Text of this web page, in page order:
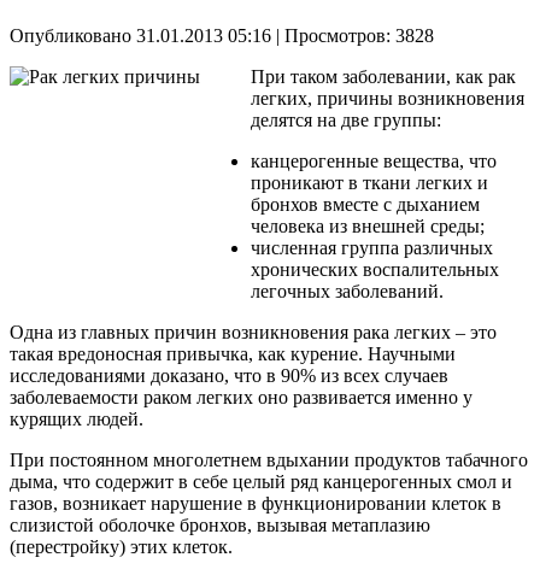
Опубликовано 31.01.2013 05:16 | Просмотров: 3828
При таком заболевании, как рак
легких, причины возникновения
делятся на две группы:
канцерогенные вещества, что
проникают в ткани легких и
бронхов вместе с дыханием
человека из внешней среды;
численная группа различных
хронических воспалительных
легочных заболеваний.
Одна из главных причин возникновения рака легких – это
такая вредоносная привычка, как курение. Научными
исследованиями доказано, что в 90% из всех случаев
заболеваемости раком легких оно развивается именно у
курящих людей.
При постоянном многолетнем вдыхании продуктов табачного
дыма, что содержит в себе целый ряд канцерогенных смол и
газов, возникает нарушение в функционировании клеток в
слизистой оболочке бронхов, вызывая метаплазию
(перестройку) этих клеток.